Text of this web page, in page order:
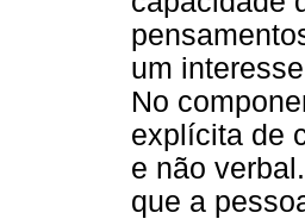
um
No
explícita de
e não
que a